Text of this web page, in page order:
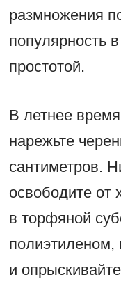
размножения
популярность
простотой.
В летнее
нарежьте
сантиметров.
освободите от
в торфяной
полиэтиленом,
и